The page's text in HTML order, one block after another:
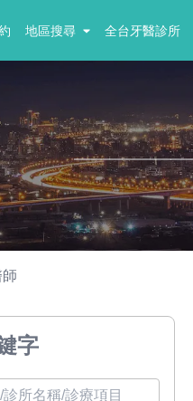
地區搜尋 全台牙醫診所
字